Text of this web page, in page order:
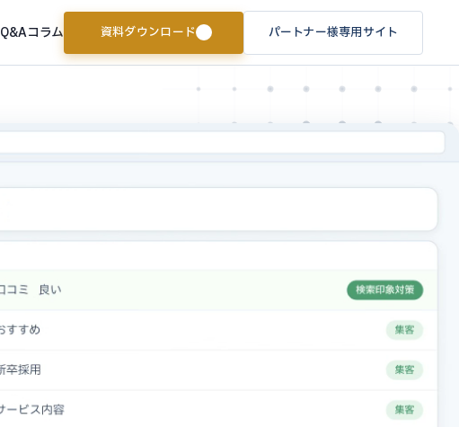
Q&Aコラム 資料ダウンロード パートナー様専用サイト